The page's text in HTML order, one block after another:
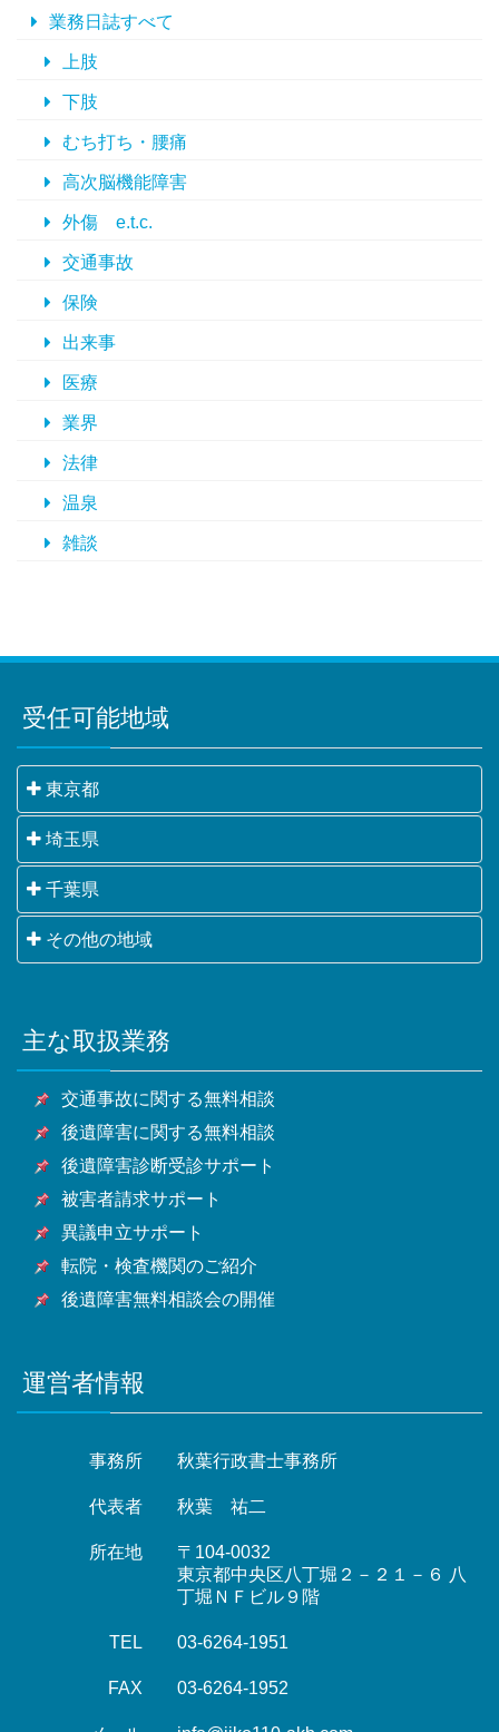
業務日誌すべて
上肢
下肢
むち打ち・腰痛
高次脳機能障害
外傷 e.t.c.
交通事故
保険
出来事
医療
業界
法律
温泉
雑談
受任可能地域
東京都
千代田区・中央区・港区・新宿区・文京区・台東区・
墨田区・江東区・品川区・目黒区・大田区・世田谷
区・渋谷区・中野区・杉並区・豊島区・北区・荒川
区・板橋区・練馬区・足立区・葛飾区・江戸川区・八
王子市・立川市・武蔵野市・三鷹市・青梅市・府中
市・東大和市・清瀬市・東久留米市・武蔵村山市・多
摩市・稲城市・羽村市・あきる野市・西東京市他東京
都全域
埼玉県
さいたま市・川越市・熊谷市・川口市・行田市・秩父
市・所沢市・飯能市・加須市・本庄市・東松山市・春
日部市・狭山市・羽生市・鴻巣市・深谷市・上尾市・
潮市・富士見市・三郷市・蓮田市・坂戸市・幸手市・
鶴ヶ島市・日高市・吉川市・ふじみ野市・白岡市他埼
千葉県
千葉市・銚子市・市川市・船橋市・館山市・木更津
市・松戸市・野田市・茂原市・成田市・佐倉市・東金
市・富津市・浦安市・四街道市・袖ケ浦市・八街市・
印西市・白井市・富里市・南房総市・匝瑳市・香取
市・山武市・いすみ市・大網白里市他千葉県全域
その他の地域
甲府市・山梨市・南アルプス市他山梨県全域・長野
県・静岡県等
主な取扱業務
交通事故に関する無料相談
後遺障害に関する無料相談
後遺障害診断受診サポート
被害者請求サポート
異議申立サポート
転院・検査機関のご紹介
後遺障害無料相談会の開催
運営者情報
事務所 秋葉行政書士事務所
代表者 秋葉 祐二
所在地
〒104-0032
東京都中央区八丁堀２－２１－６ 八
丁堀ＮＦビル９階
TEL 03-6264-1951
FAX 03-6264-1952